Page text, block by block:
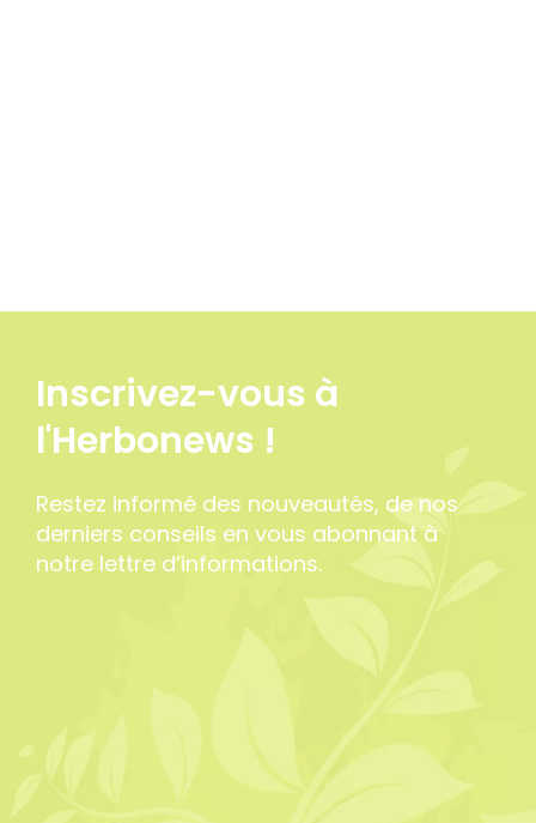
Inscrivez-vous à
l'Herbonews !
Restez informé des nouveautés, de nos
derniers conseils en vous abonnant à
notre lettre d’informations.